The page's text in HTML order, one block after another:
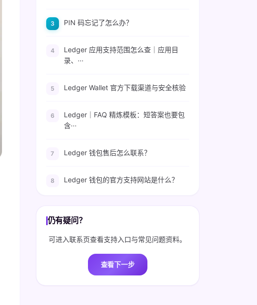
PIN 码忘记了怎么办？
Ledger 应用支持范围怎么查｜应用目
录、···
Ledger Wallet 官方下载渠道与安全核验
Ledger｜FAQ 精炼模板：短答案也要包
含···
Ledger 钱包售后怎么联系？
Ledger 钱包的官方支持网站是什么？
仍有疑问？
可进入联系页查看支持入口与常见问题资料。
查看下一步